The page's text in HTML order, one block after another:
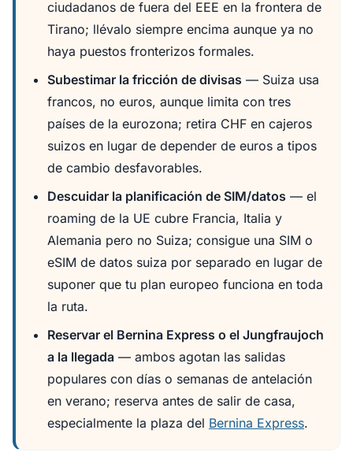
ciudadanos de fuera del EEE en la frontera de
Tirano; llévalo siempre encima aunque ya no
haya puestos fronterizos formales.
Subestimar la fricción de divisas — Suiza usa
francos, no euros, aunque limita con tres
países de la eurozona; retira CHF en cajeros
suizos en lugar de depender de euros a tipos
de cambio desfavorables.
Descuidar la planificación de SIM/datos — el
roaming de la UE cubre Francia, Italia y
Alemania pero no Suiza; consigue una SIM o
eSIM de datos suiza por separado en lugar de
suponer que tu plan europeo funciona en toda
la ruta.
Reservar el Bernina Express o el Jungfraujoch
a la llegada — ambos agotan las salidas
populares con días o semanas de antelación
en verano; reserva antes de salir de casa,
especialmente la plaza del Bernina Express.